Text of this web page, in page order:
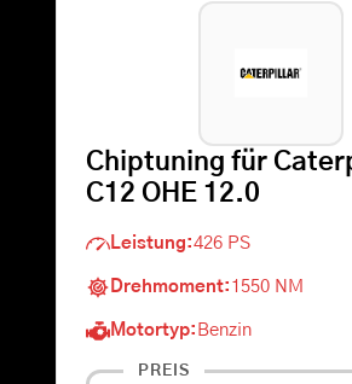
Warenkorb
Chiptuning für
C12 OHE 12.0
Leistung:426 PS
Drehmoment: 1550 NM
Motortyp: Benzin
PREIS